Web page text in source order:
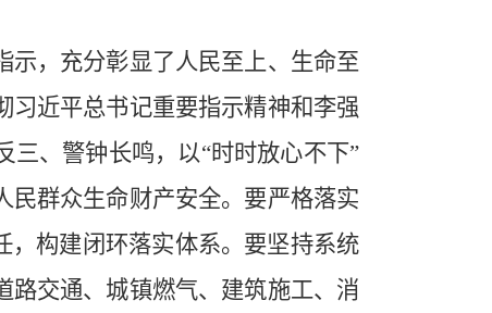
，充分彰显了人民至上、生命至
习近平总书记重要指示精神和李强
、警钟长鸣，以“时时放心不下”
民群众生命财产安全。要严格落实
，构建闭环落实体系。要坚持系统
交通、城镇燃气、建筑施工、消